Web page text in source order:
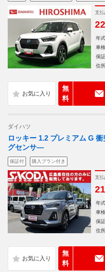
支
年式
車検
保証
住所
無
料
ダイハツ
ロッキー 1.2 プレミアム G
グセンサ―
保証付 購入プラン付き
支
年式
車検
保証
住所
無
料